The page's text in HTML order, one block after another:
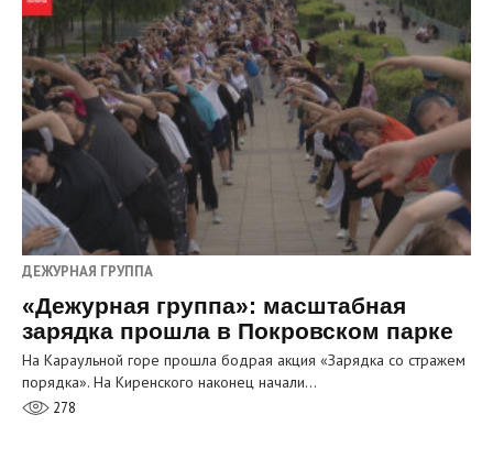
ДЕЖУРНАЯ ГРУППА
«Дежурная группа»: масштабная
зарядка прошла в Покровском парке
На Караульной горе прошла бодрая акция «Зарядка со стражем
порядка». На Киренского наконец начали…
278